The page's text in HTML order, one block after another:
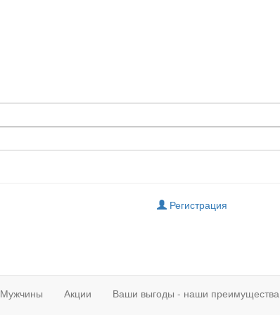
Регистрация
Мужчины Акции Ваши выгоды - наши преимущества